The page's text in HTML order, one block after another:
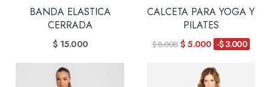
BANDA ELASTICA
CERRADA
$ 15.000
CALCETA PARA YOGA Y
PILATES
$ 8.000 $ 5.000 -$ 3.000